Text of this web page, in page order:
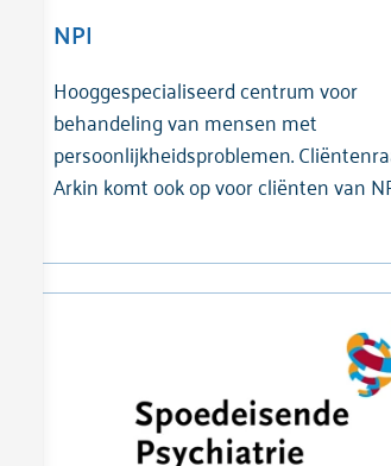
NPI
Hooggespecialiseerd centrum voor
behandeling van mensen met
persoonlijkheidsproblemen.
Arkin komt ook op voor cliënten van